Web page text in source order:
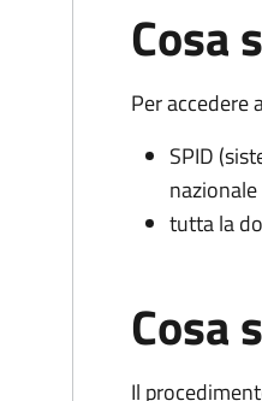
Cosa
Per accedere
SPID
nazionale
tutta la
Cosa
Il